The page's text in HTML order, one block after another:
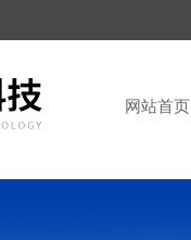
网站首页